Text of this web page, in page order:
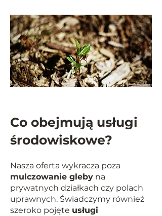
Co obejmują usługi
środowiskowe?
Nasza oferta wykracza poza
mulczowanie gleby na
prywatnych działkach czy polach
uprawnych. Świadczymy również
szeroko pojęte usługi